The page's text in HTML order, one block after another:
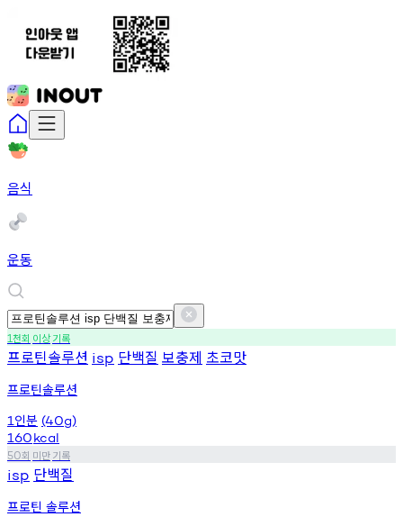
음식
운동
1천회 이상기록
프로틴솔루션 isp 단백질 보충제 초코맛
프로틴솔루션
1 인분 (40g)
160kcal
50회 미만기록
isp 단백질
프로틴 솔루션